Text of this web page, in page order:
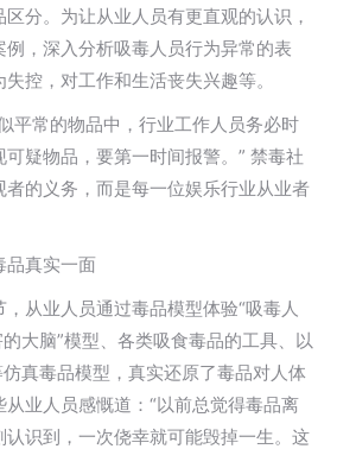
分。为让从业人员有更直观的认识，
，深入分析吸毒人员行为异常的表
控，对工作和生活丧失兴趣等。
平常的物品中，行业工作人员务必时
疑物品，要第一时间报警。” 禁毒社
的义务，而是每一位娱乐行业从业者
品真实一面
从业人员通过毒品模型体验“吸毒人
的大脑”模型、各类吸食毒品的工具、以
真毒品模型，真实还原了毒品对人体
业人员感慨道：“以前总觉得毒品离
识到，一次侥幸就可能毁掉一生。这